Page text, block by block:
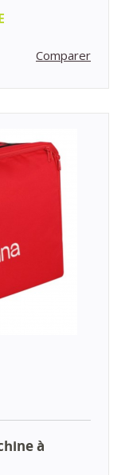
Comparer
à